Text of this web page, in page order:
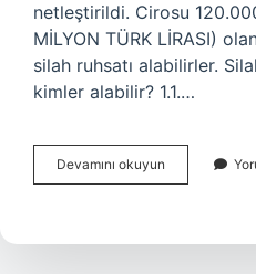
netleştirildi. Cirosu
MİLYON TÜRK LİRASI)
silah ruhsatı alabilirler.
kimler alabilir? 1.1.…
Devamını okuyun
Sahibi
Ruhsatı